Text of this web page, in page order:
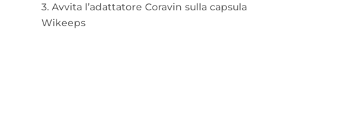
3. Avvita l’adattatore Coravin sulla capsula
Wikeeps